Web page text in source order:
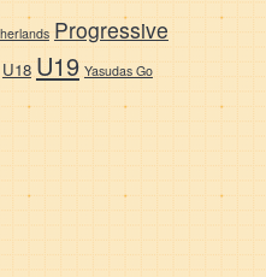
Progressive
U18 U19 Yasudas Go